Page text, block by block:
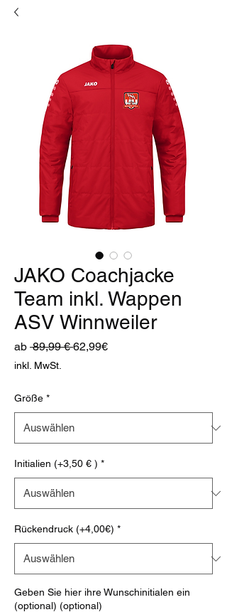
JAKO Coachjacke
Team inkl. Wappen
ASV Winnweiler
ab 89,99 € Standardpreis
62,99€Sale-
inkl. MwSt.
Größe *
Initialien (+3,50 € ) *
Rückendruck (+4,00€) *
Geben Sie hier ihre Wunschinitialen ein
(optional) (optional)